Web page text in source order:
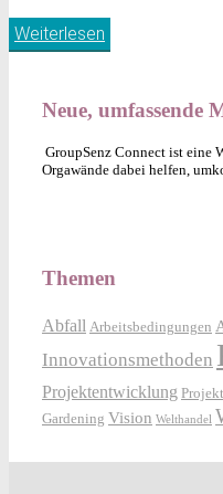
Weiterlesen
Neue, umfassende
GroupSenz Connect ist eine
Orgawände dabei helfen,
Themen
Abfall Arbeitsbedingungen
Innovationsmethoden
Projektentwicklung
Gardening Vision Welthandel